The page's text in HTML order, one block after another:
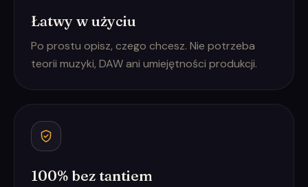
Łatwy w użyciu
Po prostu opisz, czego chcesz. Nie potrzeba
teorii muzyki, DAW ani umiejętności produkcji.
100% bez tantiem